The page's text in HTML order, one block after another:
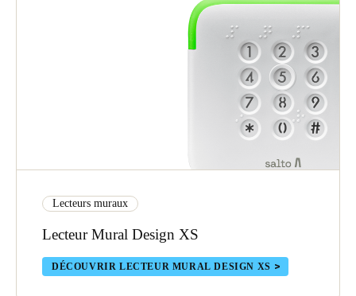
Lecteurs muraux
Lecteur Mural Design XS
DÉCOUVRIR LECTEUR MURAL DESIGN XS